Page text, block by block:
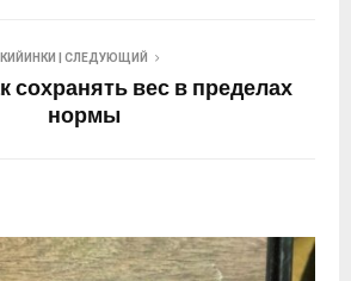
КИЙИНКИ | СЛЕДУЮЩИЙ
сохранять вес в пределах
нормы